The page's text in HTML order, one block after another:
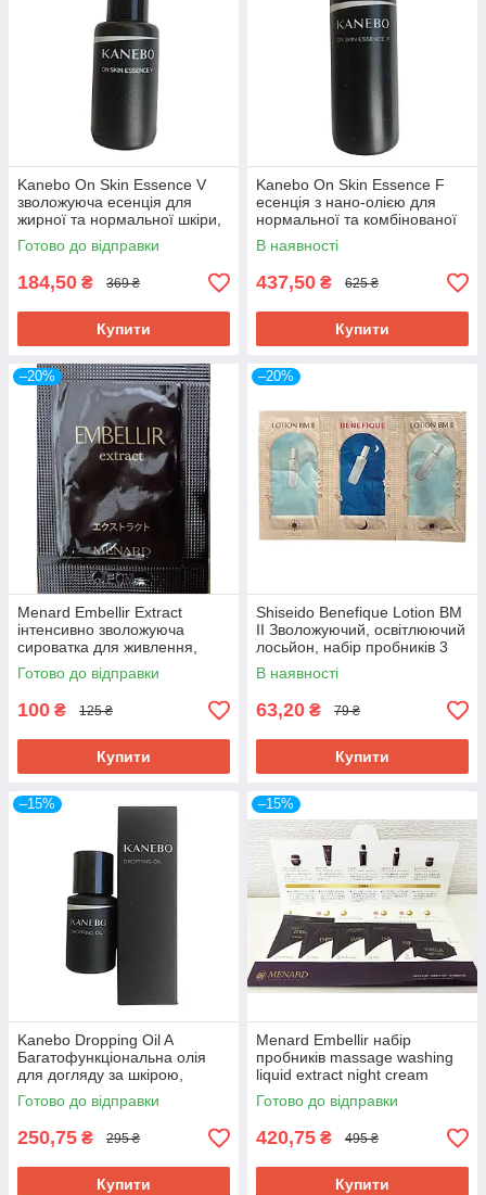
Kanebo On Skin Essence V
зволожуюча есенція для
жирної та нормальної шкіри,
пробник 10 мл
Готово до відправки
184,50 ₴ 369 ₴
Купити
Kanebo On Skin Essence F
есенція з нано-олією для
нормальної та комбінованої
шкіри, пробник 20 мл
В наявності
437,50 ₴ 625 ₴
Купити
–20%
Menard Embellir Extract
інтенсивно зволожуюча
сироватка для живлення,
пробник 0,6 мл
Готово до відправки
100 ₴ 125 ₴
Купити
–20%
Shiseido Benefique Lotion ВМ
II Зволожуючий, освітлюючий
лосьйон, набір пробників 3
шт
В наявності
63,20 ₴ 79 ₴
Купити
–15%
Kanebo Dropping Oil A
Багатофункціональна олія
для догляду за шкірою,
волоссям, кутикулою,
пробник 3,5 мл
Готово до відправки
250,75 ₴ 295 ₴
Купити
–15%
Menard Embellir набір
пробників massage washing
liquid extract night cream
Готово до відправки
420,75 ₴ 495 ₴
Купити